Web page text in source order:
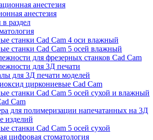
анестезия
анестезия
раздел
станки Cad Cam 4 оси влажный
станки Cad Cam 5 осей влажный
для фрезерных станков Cad Cam
для 3Д печати
для 3Д печати моделей
циркониевые Cad Cam
станки Cad Cam 5 осей сухой и влажный
Cam
для полимеризации напечатанных на 3Д
изделий
станки Cad Cam 5 осей сухой
цифровая стоматология